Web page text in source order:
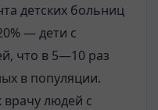
детских больниц
— дети с
что в 5—10 раз
в популяции.
людей с